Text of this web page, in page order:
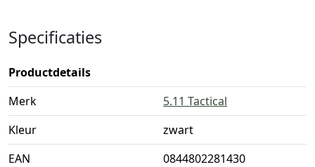
Specificaties
Productdetails
Merk
5.11 Tactical
Kleur
zwart
EAN
0844802281430